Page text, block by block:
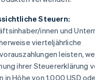
Steuern:
innen und
vierteljährliche
leisten,
ihrer Steuererklärung
in Höhe von 1.000 USD